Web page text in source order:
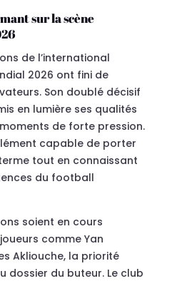
sur la scène
de l’international
2026 ont fini de
Son doublé décisif
en lumière ses qualités
de forte pression.
capable de porter
tout en connaissant
du football
soient en cours
comme Yan
Akliouche, la priorité
dossier du buteur. Le club